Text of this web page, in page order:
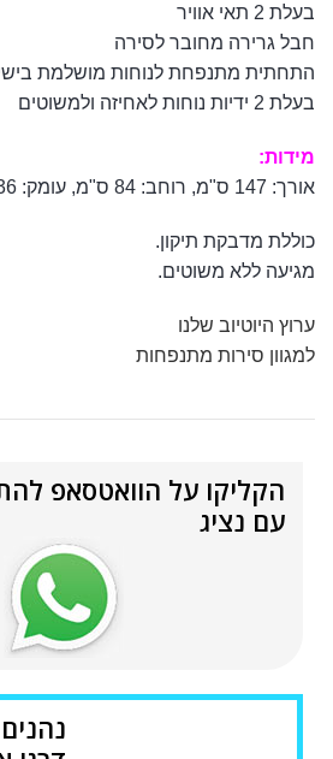
בעלת 2 תאי אוויר
חבל גרירה מחובר לסירה
התחתית מתנפחת לנוחות מושלמת
בעלת 2 ידיות נוחות לאחיזה ולמשוטים
מידות:
אורך: 147 ס"מ, רוחב: 84 ס"מ, עומק: 36 ס"מ משקל: 1.36 ק"ג
כוללת מדבקת תיקון.
מגיעה ללא משוטים.
ערוץ היוטיוב שלנו
למגוון סירות מתנפחות
הקליקו על הוואטסאפ
עם נציג